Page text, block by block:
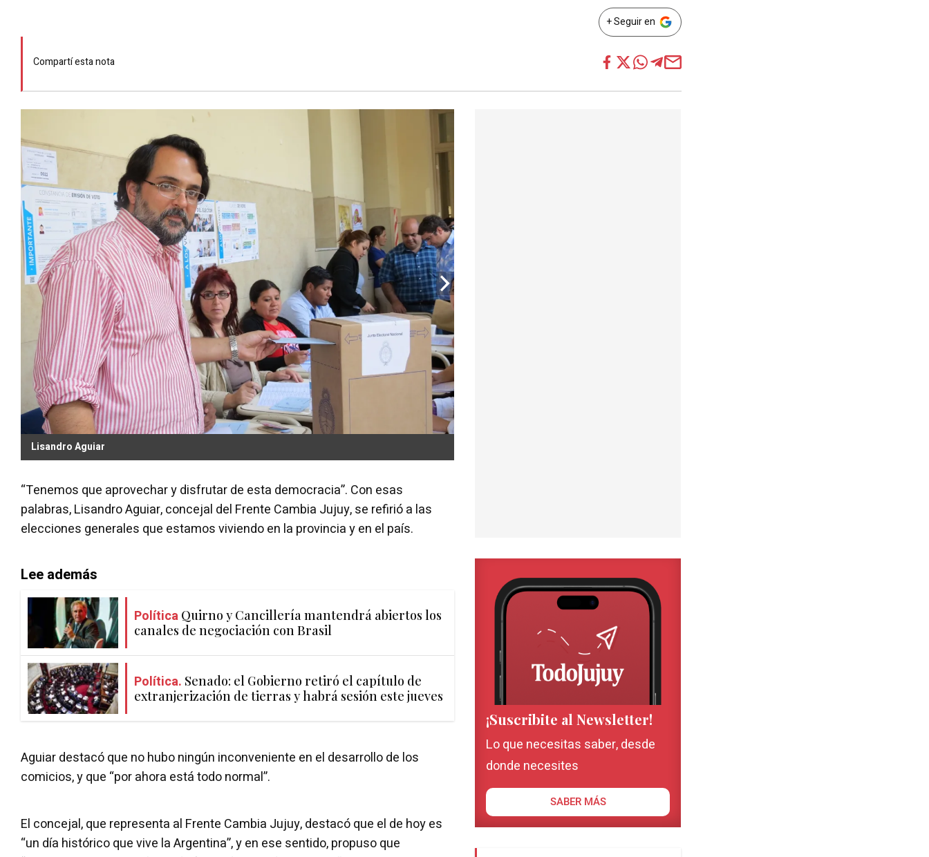
+ Seguir en
Compartí esta nota
Lisandro Aguiar
“Tenemos que aprovechar y disfrutar de esta democracia”. Con esas
palabras, Lisandro Aguiar, concejal del Frente Cambia Jujuy, se refirió a las
elecciones generales que estamos viviendo en la provincia y en el país.
Lee además
Política Quirno y Cancillería mantendrá abiertos los
canales de negociación con Brasil
Política. Senado: el Gobierno retiró el capítulo de
extranjerización de tierras y habrá sesión este jueves
Aguiar destacó que no hubo ningún inconveniente en el desarrollo de los
comicios, y que “por ahora está todo normal”.
El concejal, que representa al Frente Cambia Jujuy, destacó que el de hoy es
“un día histórico que vive la Argentina”, y en ese sentido, propuso que
¡Suscribite al Newsletter!
Lo que necesitas saber, desde
donde necesites
SABER MÁS